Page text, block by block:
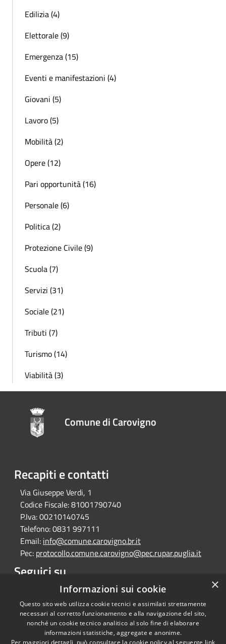
Edilizia (4)
Elettorale (9)
Emergenza (15)
Eventi e manifestazioni (4)
Giovani (5)
Lavoro (5)
Mobilità (2)
Opere (12)
Pari opportunità (16)
Personale (6)
Politica (2)
Protezione Civile (9)
Scuola (7)
Servizi (31)
Sociale (21)
Tributi (7)
Turismo (14)
Viabilità (3)
Comune di Carovigno
Recapiti e contatti
Via Giuseppe Verdi, 1
Codice Fiscale:81001790740
P.Iva:00210140745
Telefono:0831 997111
Email: info@comune.carovigno.br.it
Pec: protocollo.comune.carovigno@pec.rupar.puglia.it
Seguici su
RSS Copyright © 2026 • Comune di
×
Informazioni sui cookie
Questo sito web utilizza cookie tecnici e assimilati strettamente
necessari al corretto funzionamento e alla navigazione del sito,
nonché un cookie tecnico analitico al solo fine di elaborare
informazioni statistiche, aggregate e anonime.
Per maggiori dettagli, può consultare la cookie policy al seguente link